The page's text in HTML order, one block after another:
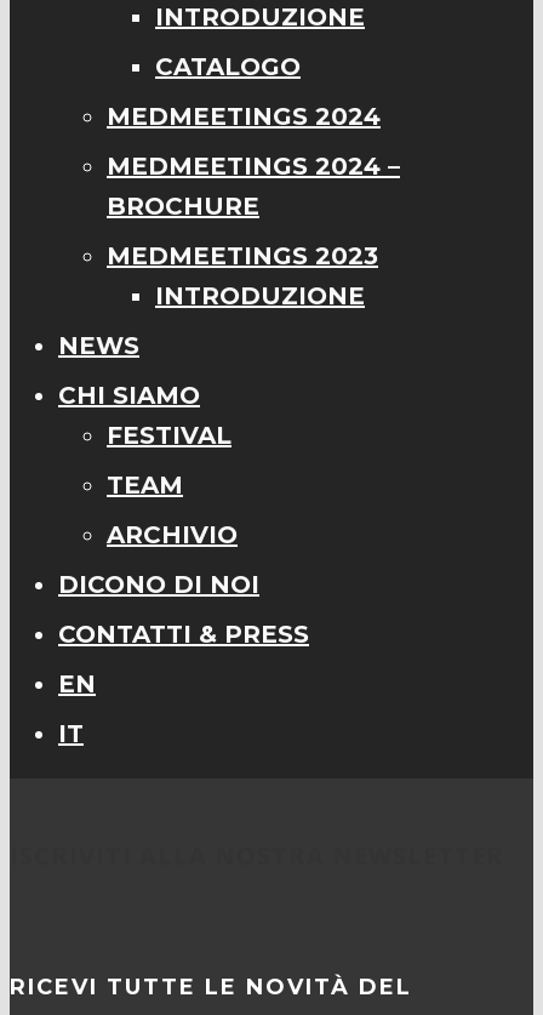
INTRODUZIONE
CATALOGO
MEDMEETINGS 2024
MEDMEETINGS 2024 –
BROCHURE
MEDMEETINGS 2023
INTRODUZIONE
NEWS
CHI SIAMO
FESTIVAL
TEAM
ARCHIVIO
DICONO DI NOI
CONTATTI & PRESS
EN
IT
RICEVI TUTTE LE NOVITÀ DEL